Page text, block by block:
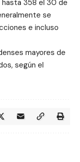
hasta 358 el 30 de
se
e incluso
mayores de
según el